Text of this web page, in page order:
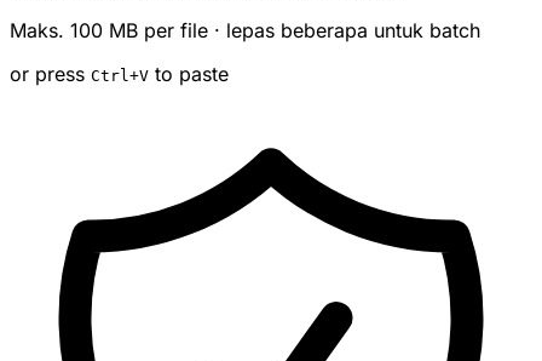
Maks. 100 MB per file · lepas beberapa untuk batch
or press Ctrl +V to paste